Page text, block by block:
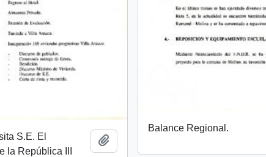
Balance Regional.
S.E. El
la República III